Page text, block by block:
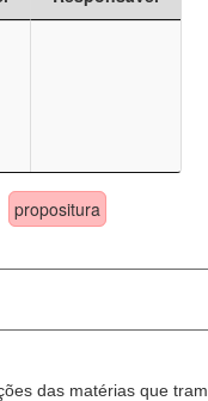
propositura
das matérias que